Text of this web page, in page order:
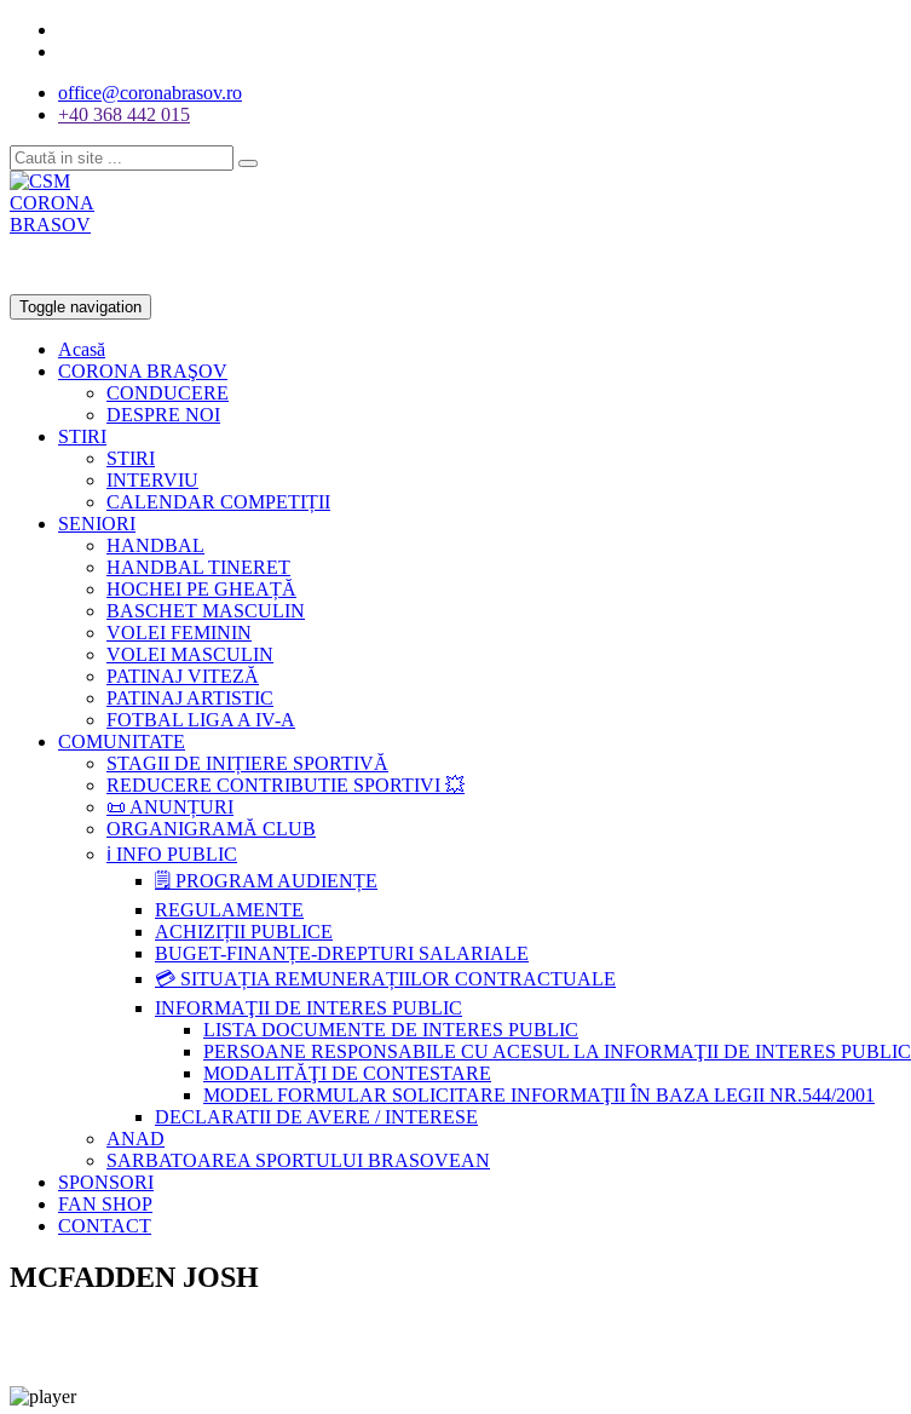
office@coronabrasov.ro
+40 368 442 015
Toggle navigation
Acasă
CORONA BRAŞOV
CONDUCERE
DESPRE NOI
STIRI
STIRI
INTERVIU
CALENDAR COMPETIȚII
SENIORI
HANDBAL
HANDBAL TINERET
HOCHEI PE GHEAȚĂ
BASCHET MASCULIN
VOLEI FEMININ
VOLEI MASCULIN
PATINAJ VITEZĂ
PATINAJ ARTISTIC
FOTBAL LIGA A IV-A
COMUNITATE
STAGII DE INIȚIERE SPORTIVĂ
REDUCERE CONTRIBUTIE SPORTIVI 💥
📜 ANUNȚURI
ORGANIGRAMĂ CLUB
ℹ️ INFO PUBLIC
🗒 PROGRAM AUDIENȚE
REGULAMENTE
ACHIZIȚII PUBLICE
BUGET-FINANȚE-DREPTURI SALARIALE
💳 SITUAȚIA REMUNERAȚIILOR CONTRACTUALE
INFORMAŢII DE INTERES PUBLIC
LISTA DOCUMENTE DE INTERES PUBLIC
PERSOANE RESPONSABILE CU ACESUL LA INFORMAŢII DE INTERES PUBLIC
MODALITĂŢI DE CONTESTARE
MODEL FORMULAR SOLICITARE INFORMAŢII ÎN BAZA LEGII NR.544/2001
DECLARATII DE AVERE / INTERESE
ANAD
SARBATOAREA SPORTULUI BRASOVEAN
SPONSORI
FAN SHOP
CONTACT
MCFADDEN JOSH